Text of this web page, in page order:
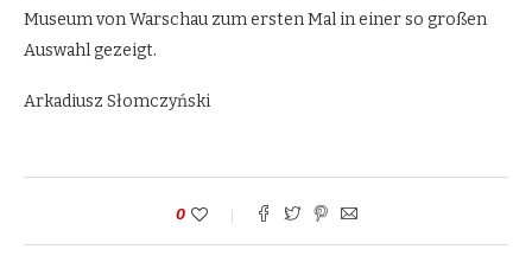
Museum von Warschau zum ersten Mal in einer so großen
Auswahl gezeigt.
Arkadiusz Słomczyński
0